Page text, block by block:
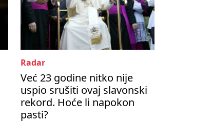
Radar
Već 23 godine nitko nije
uspio srušiti ovaj slavonski
rekord. Hoće li napokon
pasti?